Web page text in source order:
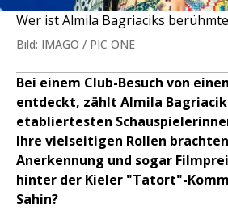
Wer ist Almila Bagriaciks
Bild: IMAGO / PIC ONE
Bei einem Club-Besuch von
entdeckt, zählt Almila
etabliertesten
Ihre vielseitigen Rollen
Anerkennung und sogar
hinter der Kieler "Tatort"-
Sahin?